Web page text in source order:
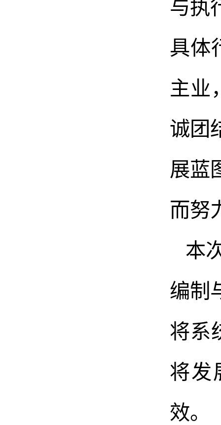
与执
具体
主业
诚团
展蓝
而努
本
编制
将系
将发
效。